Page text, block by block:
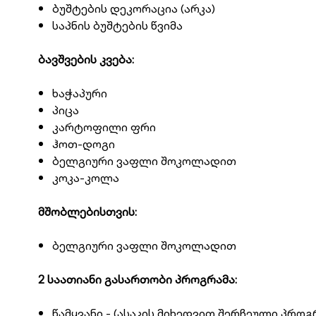
ბუშტების დეკორაცია (არკა)
საპნის ბუშტების წვიმა
ბავშვების კვება:
ხაჭაპური
პიცა
კარტოფილი ფრი
ჰოთ-დოგი
ბელგიური ვაფლი შოკოლადით
კოკა-კოლა
მშობლებისთვის:
ბელგიური ვაფლი შოკოლადით
2 საათიანი გასართობი პროგრამა: